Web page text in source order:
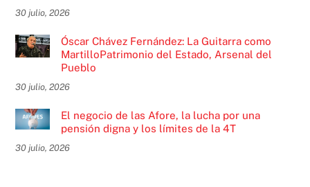
30 julio, 2026
Óscar Chávez Fernández: La Guitarra como
MartilloPatrimonio del Estado, Arsenal del
Pueblo
30 julio, 2026
El negocio de las Afore, la lucha por una
pensión digna y los límites de la 4T
30 julio, 2026